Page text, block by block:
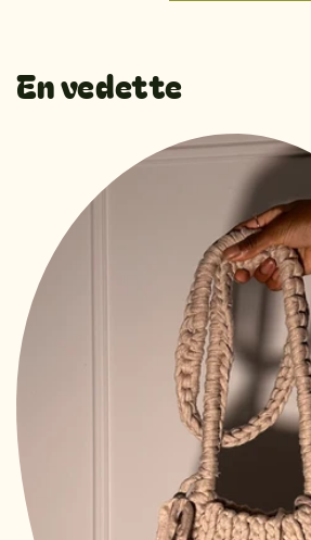
En vedette